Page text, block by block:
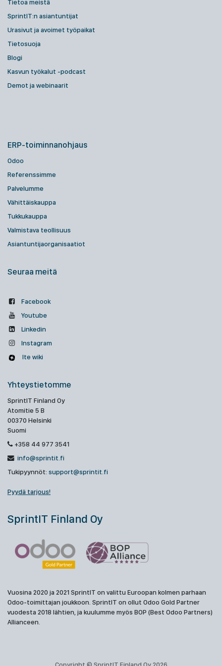
Tietoa meistä
SprintIT:n asiantuntijat
Urasivut ja avoimet työpaikat
Tietosuoja
Blogi
Kasvun työkalut -podcast
Demot ja webinaarit
ERP-toiminnanohjaus
Odoo
Referenssimme
Palvelumme
Vähittäiskauppa
Tukkukauppa
Valmistava teollisuus
Asiantuntijaorganisaatiot
Seuraa meitä
Facebook
Youtube
Linkedin
Instagram
Ite wiki
Yhteystietomme
SprintIT Finland Oy
Atomitie 5 B
00370 Helsinki
Suomi
+358 44 977 3541
info@sprintit.fi
Tukipyynnöt: support@sprintit.fi
Pyydä tarjous!
SprintIT Finland Oy
Vuosina 2020 ja 2021 SprintIT on valittu Euroopan kolmen parhaan
Odoo-toimittajan joukkoon. SprintIT on ollut Odoo Gold Partner
vuodesta 2018 lähtien, ja kuulumme myös BOP (Best Odoo Partners)
Allianceen.
Copyright © SprintIT Finland Oy 2026